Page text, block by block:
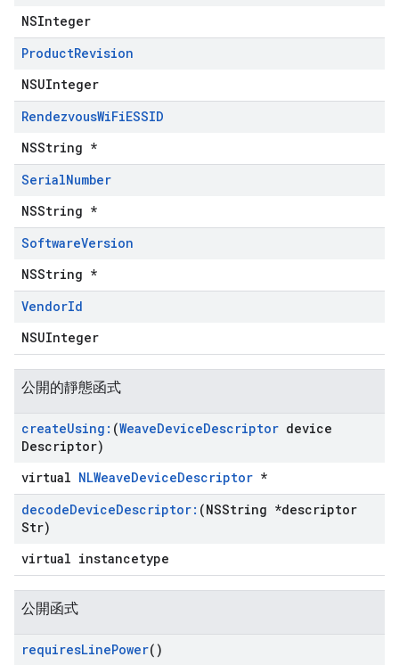
NSInteger
ProductRevision
NSUInteger
RendezvousWiFiESSID
NSString *
SerialNumber
NSString *
SoftwareVersion
NSString *
VendorId
NSUInteger
公開的靜態函式
createUsing: (WeaveDeviceDescriptor device
Descriptor)
virtual NLWeaveDeviceDescriptor *
decodeDeviceDescriptor: (NSString *descriptor
Str)
virtual instancetype
公開函式
requiresLinePower()